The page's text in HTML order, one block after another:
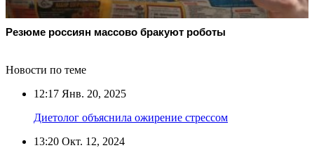
Резюме россиян массово бракуют роботы
Новости по теме
12:17 Янв. 20, 2025
Диетолог объяснила ожирение стрессом
13:20 Окт. 12, 2024